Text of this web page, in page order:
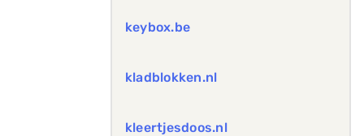
keybox.be
kladblokken.nl
kleertjesdoos.nl